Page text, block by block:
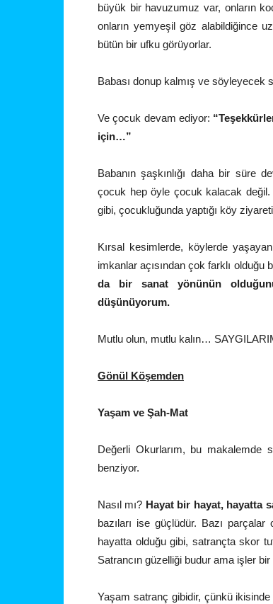
büyük bir havuzumuz var, onların
onların yemyeşil göz alabildiğince
bütün bir ufku görüyorlar.
Babası donup kalmış ve söyleyecek
Ve çocuk devam ediyor:
için…”
Babanın şaşkınlığı daha bir süre
çocuk hep öyle çocuk kalacak değil.
gibi, çocukluğunda yaptığı köy
Kırsal kesimlerde, köylerde
imkanlar açısından çok farklı
da bir sanat yönünün
düşünüyorum.
Mutlu olun, mutlu kalın…
Gönül Köşemden
Yaşam ve Şah-Mat
Değerli Okurlarım, bu makalemde
benziyor.
Nasıl mı? Hayat bir hayat, hayatta
bazıları ise güçlüdür. Bazı
hayatta olduğu gibi, satrançta skor
Satrancın güzelliği budur ama işler
Yaşam satranç gibidir, çünkü